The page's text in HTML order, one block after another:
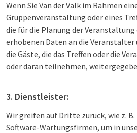
Wenn Sie Van der Valk im Rahmen
Gruppenveranstaltung oder eines
die für die Planung der Veranstaltung
erhobenen Daten an die
die Gäste, die das Treffen oder die
oder daran teilnehmen,
3. Dienstleister:
Wir greifen auf Dritte zurück, wie z.
Software-Wartungsfirmen, um in